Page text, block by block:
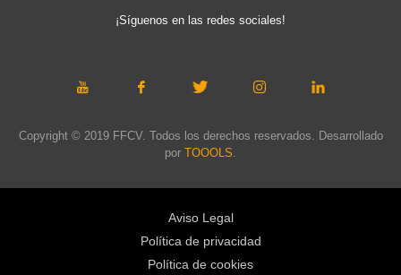
¡Síguenos en las redes sociales!
Copyright © 2019 FFCV. Todos los derechos reservados. Desarrollado
por TOOOLS.
Aviso Legal
Política de privacidad
Política de cookies